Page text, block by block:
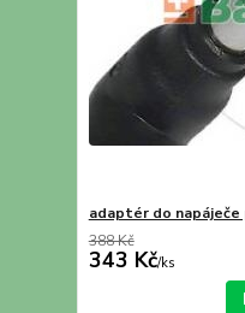
adaptér do
388 Kč
343 Kč/ks